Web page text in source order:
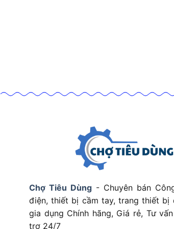
Chợ Tiêu Dùng - Chuyên bán
điện, thiết bị cầm tay, trang thiết bị
gia dụng Chính hãng, Giá rẻ, Tư
trợ 24/7